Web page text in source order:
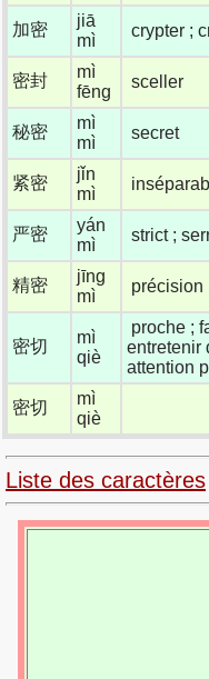
加密
jiā
mì
crypter ;
密封
mì
fēng
sceller
秘密
mì
mì
secret
紧密
jǐn
mì
严密
yán
mì
strict ;
精密
jīng
mì
précision
密切
mì
qiè
proche ;
entretenir
attention
密切
mì
qiè
Liste des caractères